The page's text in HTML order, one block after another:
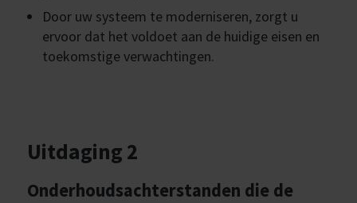
Door uw systeem te moderniseren, zorgt u
ervoor dat het voldoet aan de huidige eisen en
toekomstige verwachtingen.
Uitdaging 2
Onderhoudsachterstanden die de